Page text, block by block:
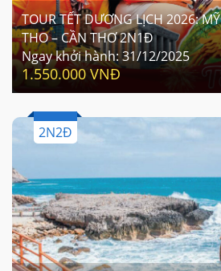
TOUR TẾT DƯƠNG LỊCH 2026: MỸ
THO – CẦN THƠ 2N1Đ
Ngay khởi hành:31/12/2025
1.550.000 VNĐ
2N2Đ